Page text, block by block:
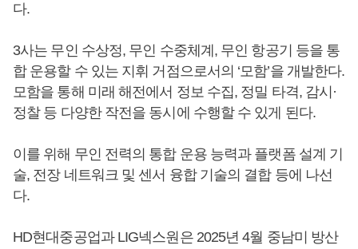
다.
3사는 무인 수상정, 무인 수중체계, 무인 항공기 등을 통
합 운용할 수 있는 지휘 거점으로서의 ‘모함’을 개발한다.
모함을 통해 미래 해전에서 정보 수집, 정밀 타격, 감시·
정찰 등 다양한 작전을 동시에 수행할 수 있게 된다.
이를 위해 무인 전력의 통합 운용 능력과 플랫폼 설계 기
술, 전장 네트워크 및 센서 융합 기술의 결합 등에 나선
다.
HD현대중공업과 LIG넥스원은 2025년 4월 중남미 방산